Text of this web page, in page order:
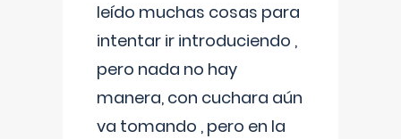
leído muchas cosas para
intentar ir introduciendo ,
pero nada no hay
manera, con cuchara aún
va tomando , pero en la